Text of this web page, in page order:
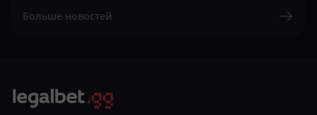
Больше новостей